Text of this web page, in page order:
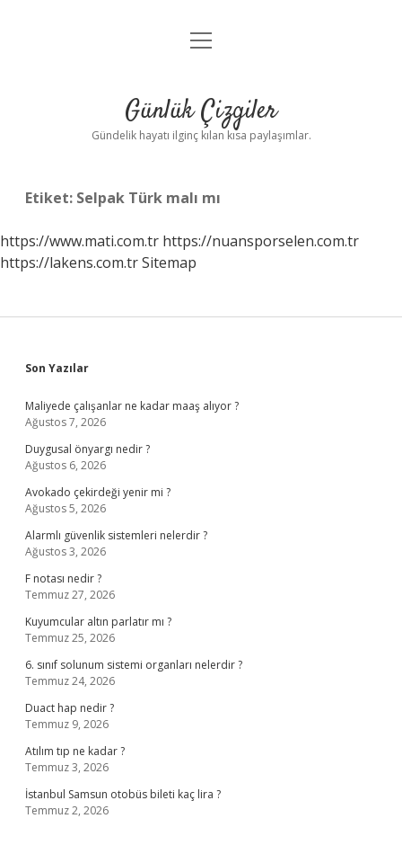
Anasayfa
Yasal Uyarı
menüyü
Günlük Çizgiler
Gündelik hayatı ilginç kılan kısa paylaşımlar.
Etiket: Selpak Türk malı mı
https://www.mati.com.tr https://nuansporselen.com.tr
https://lakens.com.trSitemap
Sidebar
Son Yazılar
Maliyede çalışanlar ne kadar maaş alıyor ?
Ağustos 7, 2026
Duygusal önyargı nedir ?
Ağustos 6, 2026
Avokado çekirdeği yenir mi ?
Ağustos 5, 2026
Alarmlı güvenlik sistemleri nelerdir ?
Ağustos 3, 2026
F notası nedir ?
Temmuz 27, 2026
Kuyumcular altın parlatır mı ?
Temmuz 25, 2026
6. sınıf solunum sistemi organları nelerdir ?
Temmuz 24, 2026
Duact hap nedir ?
Temmuz 9, 2026
Atılım tıp ne kadar ?
Temmuz 3, 2026
İstanbul Samsun otobüs bileti kaç lira ?
Temmuz 2, 2026